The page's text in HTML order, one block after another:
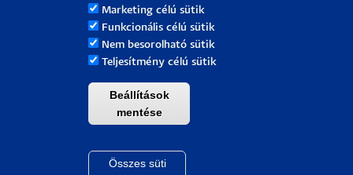
Pécsi Tudományegyetem | Kancellária
Marketing célú sütik
Funkcionális célú sütik
Nem besorolható sütik
Teljesítmény célú sütik
Beállítások
mentése
Összes süti